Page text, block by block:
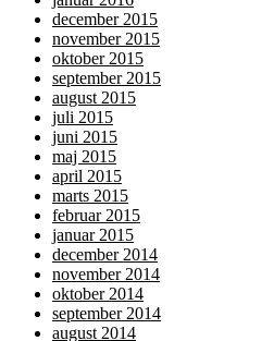
december 2015
november 2015
oktober 2015
september 2015
august 2015
juli 2015
juni 2015
maj 2015
april 2015
marts 2015
februar 2015
januar 2015
december 2014
november 2014
oktober 2014
september 2014
august 2014